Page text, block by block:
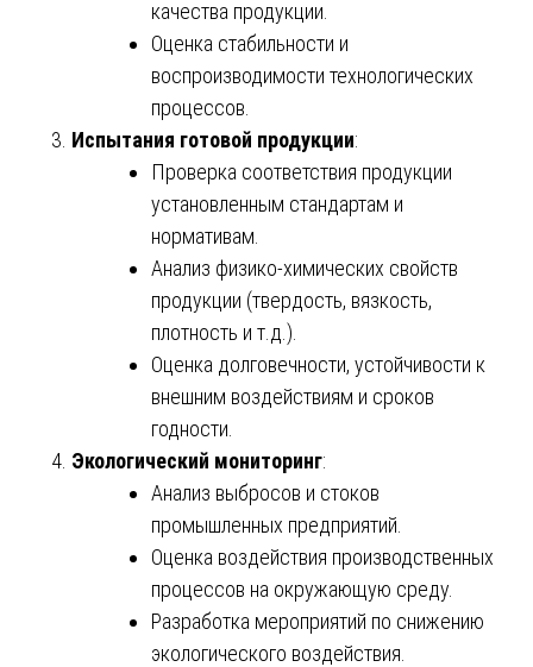
качества продукции.
Оценка стабильности и
воспроизводимости технологических
процессов.
Испытания готовой продукции:
Проверка соответствия продукции
установленным стандартам и
нормативам.
Анализ физико-химических свойств
продукции (твердость, вязкость,
плотность и т.д.).
Оценка долговечности, устойчивости к
внешним воздействиям и сроков
годности.
Экологический мониторинг:
Анализ выбросов и стоков
промышленных предприятий.
Оценка воздействия производственных
процессов на окружающую среду.
Разработка мероприятий по снижению
экологического воздействия.